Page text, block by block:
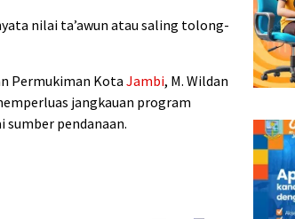
nilai ta’awun atau saling tolong-
Permukiman Kota Jambi, M. Wildan
jangkauan program
pendanaan.